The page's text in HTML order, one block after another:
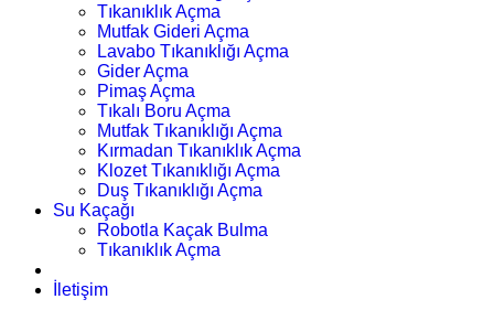
Tıkanıklık Açma
Mutfak Gideri Açma
Lavabo Tıkanıklığı Açma
Gider Açma
Pimaş Açma
Tıkalı Boru Açma
Mutfak Tıkanıklığı Açma
Kırmadan Tıkanıklık Açma
Klozet Tıkanıklığı Açma
Duş Tıkanıklığı Açma
Su Kaçağı
Robotla Kaçak Bulma
Tıkanıklık Açma
İletişim